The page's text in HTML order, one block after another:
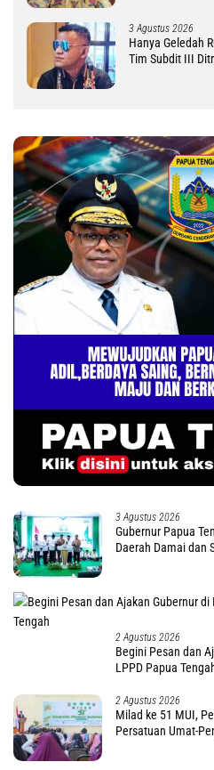
3 Agustus 2026
Hanya Geledah
Tim Subdit III
3 Agustus 2026
Gubernur Papua
Daerah Damai dan
2 Agustus 2026
Begini Pesan dan
LPPD Papua
2 Agustus 2026
Milad ke 51 MUI,
Persatuan Umat-